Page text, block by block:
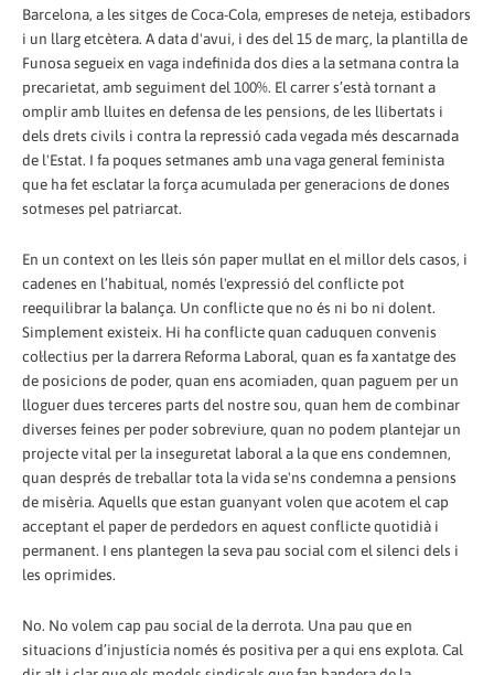
Barcelona, a les sitges de Coca-Cola, empreses de neteja, estibadors
i un llarg etcètera. A data d'avui, i des del 15 de març, la plantilla de
Funosa segueix en vaga indefinida dos dies a la setmana contra la
precarietat, amb seguiment del 100%. El carrer s’està tornant a
omplir amb lluites en defensa de les pensions, de les llibertats i
dels drets civils i contra la repressió cada vegada més descarnada
de l'Estat. I fa poques setmanes amb una vaga general feminista
que ha fet esclatar la força acumulada per generacions de dones
sotmeses pel patriarcat.
En un context on les lleis són paper mullat en el millor dels casos, i
cadenes en l’habitual, només l'expressió del conflicte pot
reequilibrar la balança. Un conflicte que no és ni bo ni dolent.
Simplement existeix. Hi ha conflicte quan caduquen convenis
col·lectius per la darrera Reforma Laboral, quan es fa xantatge des
de posicions de poder, quan ens acomiaden, quan paguem per un
lloguer dues terceres parts del nostre sou, quan hem de combinar
diverses feines per poder sobreviure, quan no podem plantejar un
projecte vital per la inseguretat laboral a la que ens condemnen,
quan després de treballar tota la vida se'ns condemna a pensions
de misèria. Aquells que estan guanyant volen que acotem el cap
acceptant el paper de perdedors en aquest conflicte quotidià i
permanent. I ens plantegen la seva pau social com el silenci dels i
les oprimides.
No. No volem cap pau social de la derrota. Una pau que en
situacions d’injustícia només és positiva per a qui ens explota. Cal